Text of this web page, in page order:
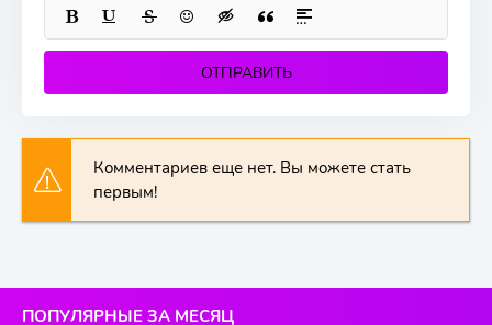
ОТПРАВИТЬ
Комментариев еще нет. Вы можете стать
первым!
ПОПУЛЯРНЫЕ ЗА МЕСЯЦ